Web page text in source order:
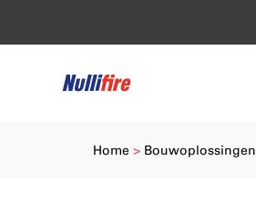
Home Bouwoplossingen